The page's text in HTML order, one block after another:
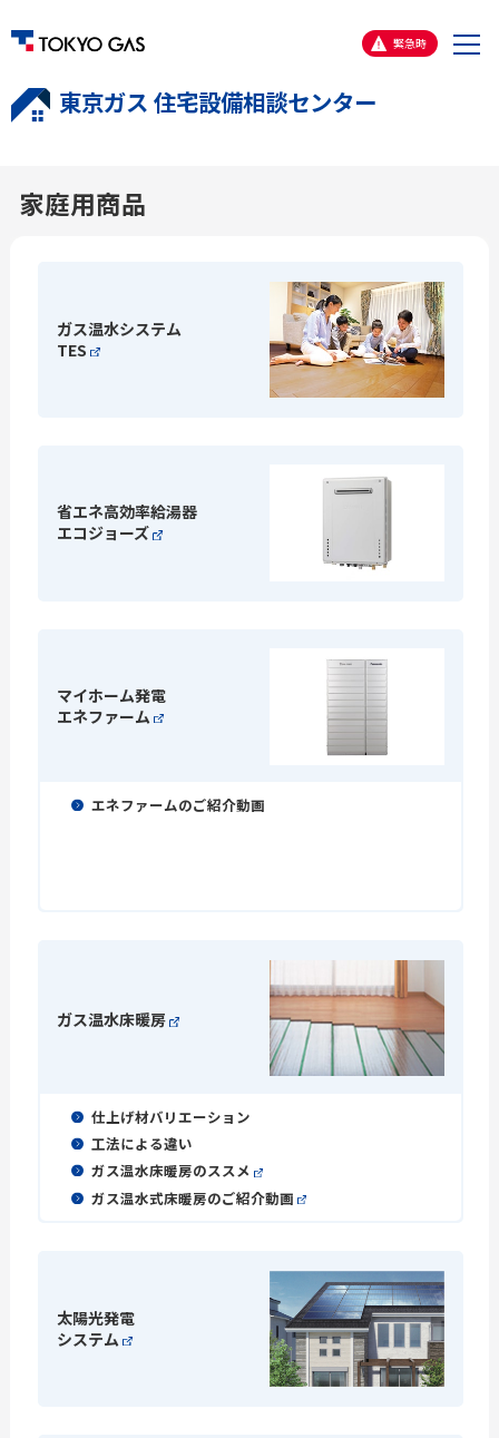
緊急時
メ
東京ガス 住宅設備相談センター
家庭用商品
ガス温水システム
TES
省エネ高効率給湯器
エコジョーズ
マイホーム発電
エネファーム
エネファームのご紹介動画
ガス温水床暖房
仕上げ材バリエーション
工法による違い
ガス温水床暖房のススメ
ガス温水式床暖房のご紹介動画
太陽光発電
システム